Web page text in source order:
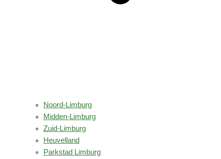
Noord-Limburg
Midden-Limburg
Zuid-Limburg
Heuvelland
Parkstad Limburg